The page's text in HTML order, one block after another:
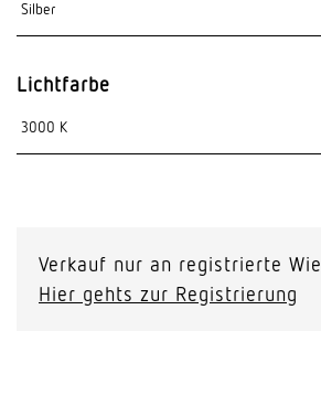
Lichtfarbe
Verkauf nur an registrierte
Hier gehts zur Registrierung